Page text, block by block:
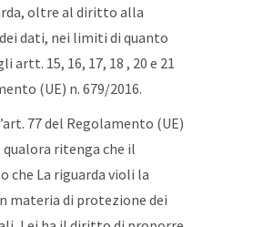
oltre al diritto alla
dati, nei limiti di quanto
artt. 15, 16, 17, 18 , 20 e 21
(UE) n. 679/2016.
77 del Regolamento (UE)
qualora ritenga che il
che La riguarda violi la
materia di protezione dei